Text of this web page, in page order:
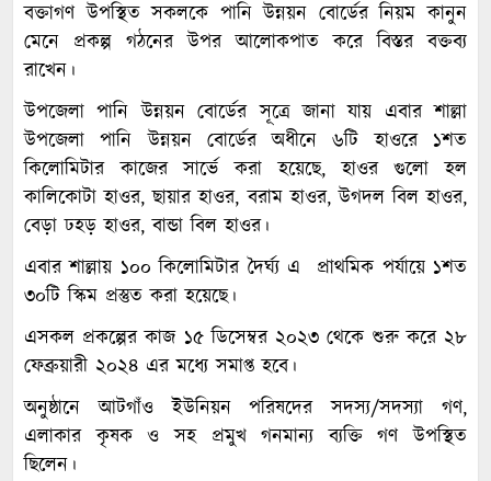
বক্তাগণ উপস্থিত সকলকে পানি উন্নয়ন বোর্ডের নিয়ম কানুন
মেনে প্রকল্প গঠনের উপর আলোকপাত করে বিস্তর বক্তব্য
রাখেন।
উপজেলা পানি উন্নয়ন বোর্ডের সূত্রে জানা যায় এবার শাল্লা
উপজেলা পানি উন্নয়ন বোর্ডের অধীনে ৬টি হাওরে ১শত
কিলোমিটার কাজের সার্ভে করা হয়েছে, হাওর গুলো হল
কালিকোটা হাওর, ছায়ার হাওর, বরাম হাওর, উগদল বিল হাওর,
বেড়া ঢহড় হাওর, বান্ডা বিল হাওর।
এবার শাল্লায় ১০০ কিলোমিটার দৈর্ঘ্য এ প্রাথমিক পর্যায়ে ১শত
৩০টি স্কিম প্রস্তুত করা হয়েছে।
এসকল প্রকল্পের কাজ ১৫ ডিসেম্বর ২০২৩ থেকে শুরু করে ২৮
ফেব্রুয়ারী ২০২৪ এর মধ্যে সমাপ্ত হবে।
অনুষ্ঠানে আটগাঁও ইউনিয়ন পরিষদের সদস্য/সদস্যা গণ,
এলাকার কৃষক ও সহ প্রমুখ গনমান্য ব্যক্তি গণ উপস্থিত
ছিলেন।